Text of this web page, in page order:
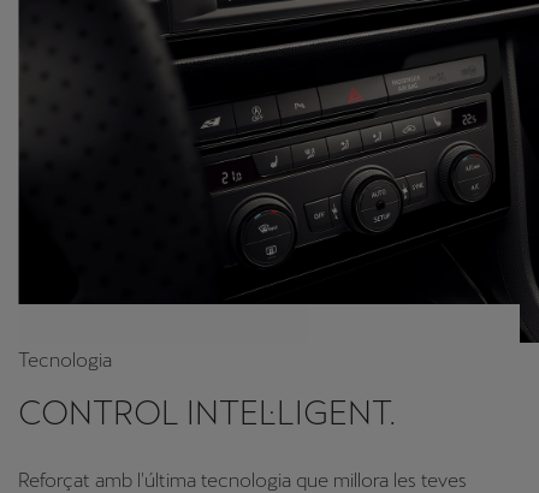
Tecnologia
CONTROL INTEL·LIGENT.
Reforçat amb l'última tecnologia que millora les teves